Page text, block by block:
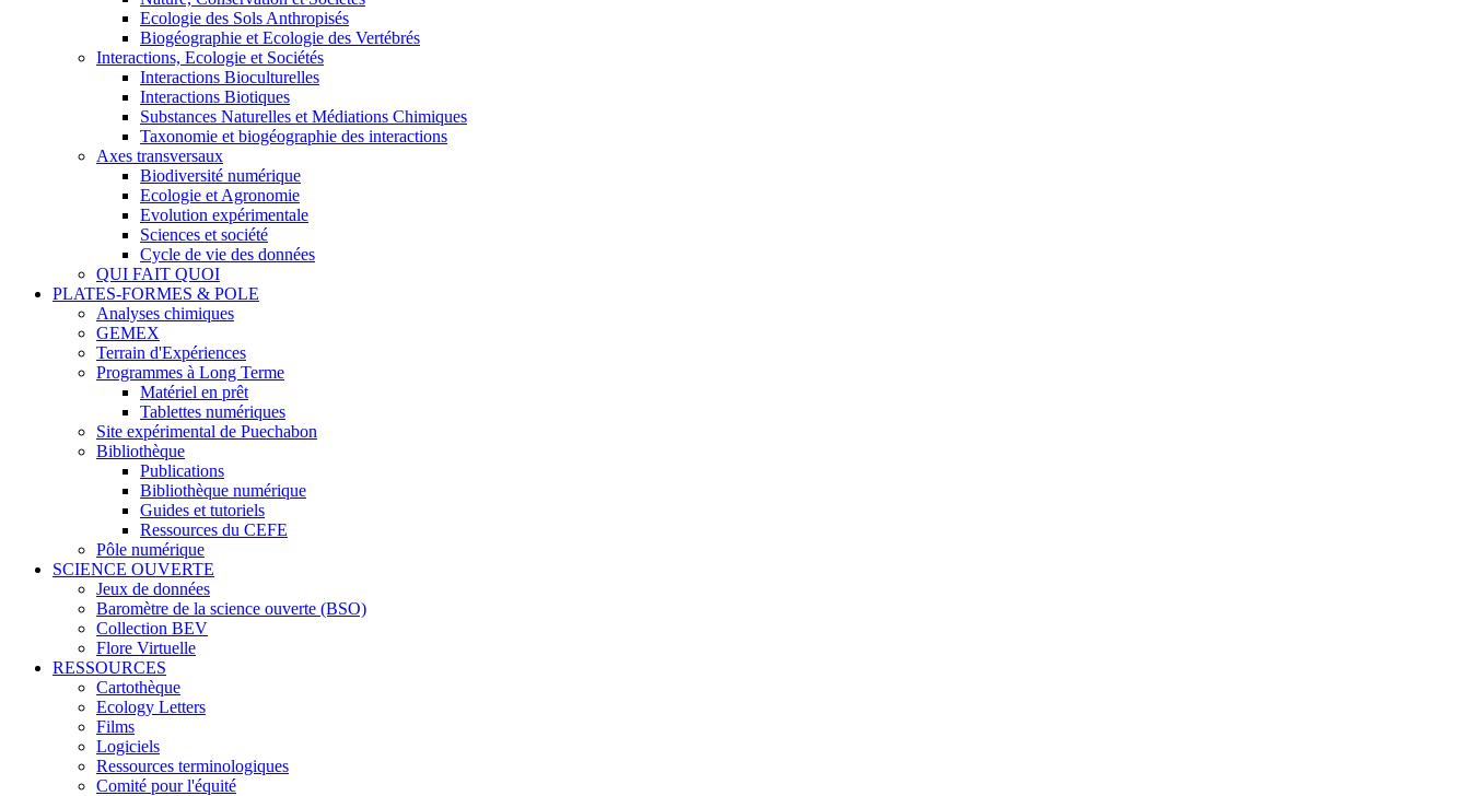
Ecologie des Sols Anthropisés
Biogéographie et Ecologie des Vertébrés
Interactions, Ecologie et Sociétés
Interactions Bioculturelles
Interactions Biotiques
Substances Naturelles et Médiations Chimiques
Taxonomie et biogéographie des interactions
Axes transversaux
Biodiversité numérique
Ecologie et Agronomie
Evolution expérimentale
Sciences et société
Cycle de vie des données
QUI FAIT QUOI
PLATES-FORMES & POLE
Analyses chimiques
GEMEX
Terrain d'Expériences
Programmes à Long Terme
Matériel en prêt
Tablettes numériques
Site expérimental de Puechabon
Bibliothèque
Publications
Bibliothèque numérique
Guides et tutoriels
Ressources du CEFE
Pôle numérique
SCIENCE OUVERTE
Jeux de données
Baromètre de la science ouverte (BSO)
Collection BEV
Flore Virtuelle
RESSOURCES
Cartothèque
Ecology Letters
Films
Logiciels
Ressources terminologiques
Comité pour l'équité